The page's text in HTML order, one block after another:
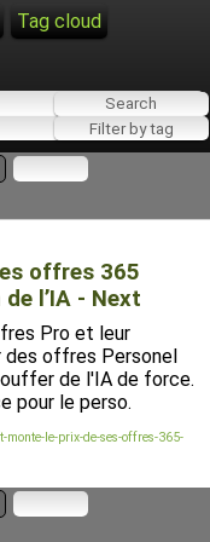
Tag cloud
offres 365
l’IA - Next
Pro et leur
des offres Personel
de l'IA de force.
pour le perso.
le-prix-de-ses-offres-365-